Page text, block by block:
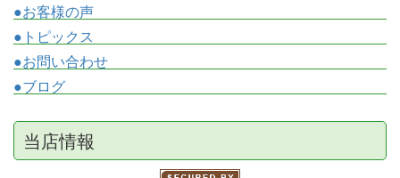
●お客様の声
●トピックス
●お問い合わせ
●ブログ
当店情報